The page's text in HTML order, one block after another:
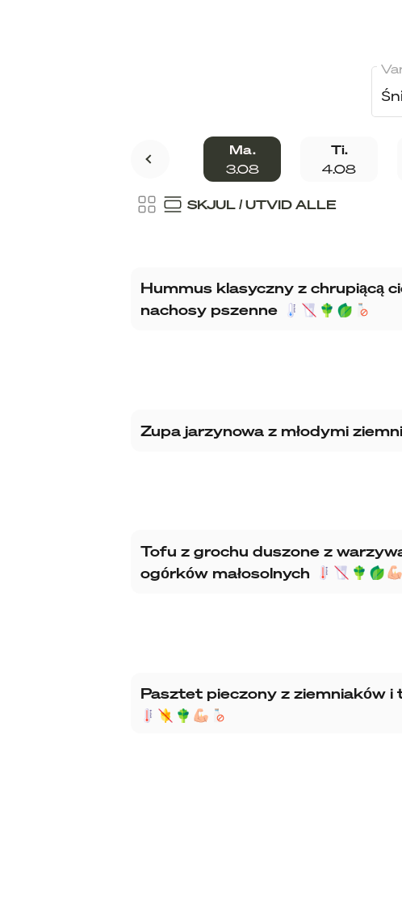
Ma.
3.08
Ti.
4.08
SKJUL / UTVID ALLE
Hummus klasyczny z chrupiącą
nachosy pszenne
Zupa jarzynowa z młodymi
Tofu z grochu duszone z
ogórków małosolnych
Pasztet pieczony z ziemniaków